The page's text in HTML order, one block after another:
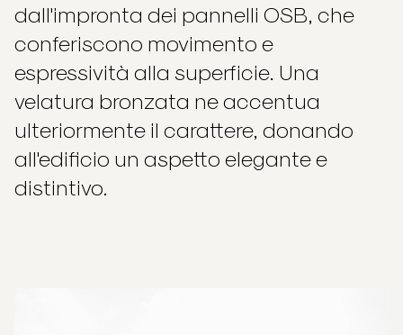
dall'impronta dei pannelli OSB, che
conferiscono movimento e
espressività alla superficie. Una
velatura bronzata ne accentua
ulteriormente il carattere, donando
all'edificio un aspetto elegante e
distintivo.